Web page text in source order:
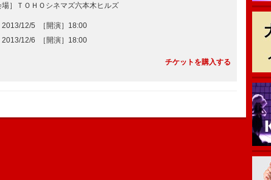
場］ＴＯＨＯシネマズ六本木ヒルズ
2013/12/5 ［開演］18:00
2013/12/6 ［開演］18:00
チケットを購入する